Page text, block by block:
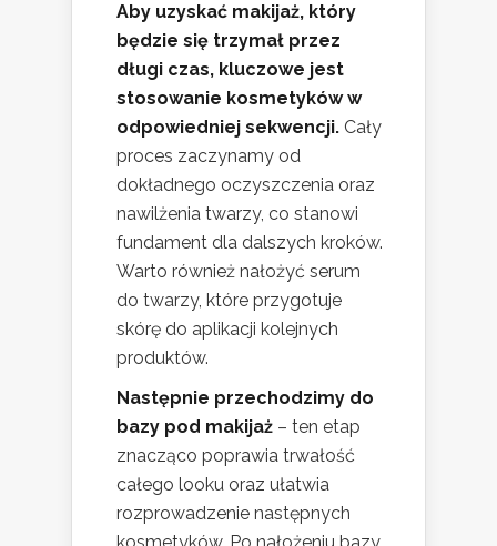
Aby uzyskać makijaż, który
będzie się trzymał przez
długi czas, kluczowe jest
stosowanie kosmetyków w
odpowiedniej sekwencji. Cały
proces zaczynamy od
dokładnego oczyszczenia oraz
nawilżenia twarzy, co stanowi
fundament dla dalszych kroków.
Warto również nałożyć serum
do twarzy, które przygotuje
skórę do aplikacji kolejnych
produktów.
Następnie przechodzimy do
bazy pod makijaż – ten etap
znacząco poprawia trwałość
całego looku oraz ułatwia
rozprowadzenie następnych